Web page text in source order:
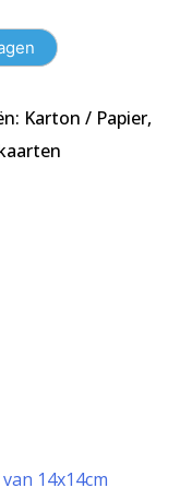
Karton / Papier,
14x14cm